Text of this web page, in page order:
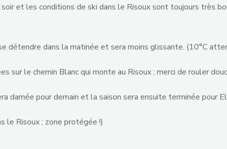
et les conditions de ski dans le Risoux sont toujours très
détendre dans la matinée et sera moins glissante. (10°C
sur le chemin Blanc qui monte au Risoux ; merci de rouler
damée pour demain et la saison sera ensuite terminée pour
le Risoux ; zone protégée !)